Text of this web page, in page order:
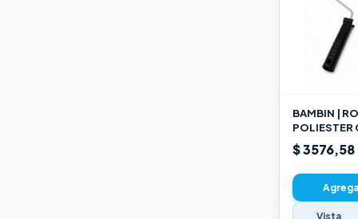
BAMBIN |
POLIESTER
22CM
$ 3576,58
Vista